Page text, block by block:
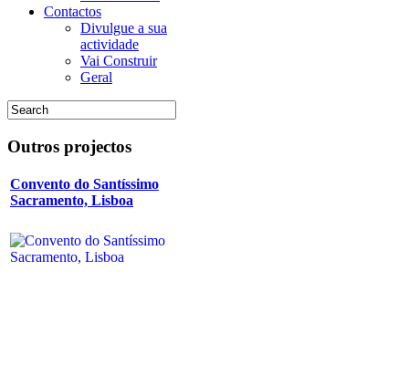
Contactos
Divulgue a sua
actividade
Vai Construir
Geral
Outros projectos
Convento do Santíssimo
Sacramento, Lisboa